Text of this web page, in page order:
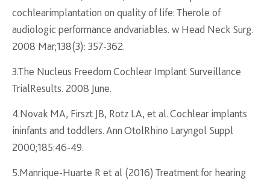
cochlearimplantation on quality of life: Therole of
audiologic performance andvariables. w Head Neck Surg.
2008 Mar;138(3): 357-362.
3.The Nucleus Freedom Cochlear Implant Surveillance
TrialResults. 2008 June.
4.Novak MA, Firszt JB, Rotz LA, et al. Cochlear implants
ininfants and toddlers. Ann OtolRhino Laryngol Suppl
2000;185:46-49.
5.Manrique-Huarte R et al (2016) Treatment for hearing